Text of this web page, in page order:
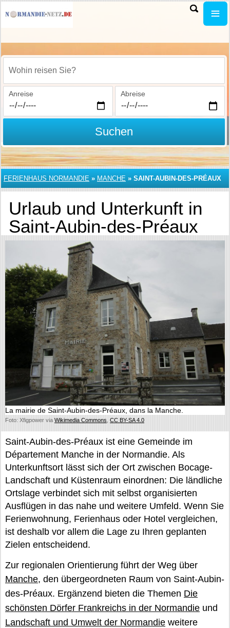
Wohin reisen Sie?
Anreise Abreise
Suchen
FERIENHAUS NORMANDIE » MANCHE » SAINT-AUBIN-DES-PRÉAUX
Urlaub und Unterkunft in
Saint-Aubin-des-Préaux
La mairie de Saint-Aubin-des-Préaux, dans la Manche.
Foto: Xfigpower via Wikimedia Commons CC BY-SA 4.0
Saint-Aubin-des-Préaux ist eine Gemeinde im
Département Manche in der Normandie. Als
Unterkunftsort lässt sich der Ort zwischen Bocage-
Landschaft und Küstenraum einordnen: Die ländliche
Ortslage verbindet sich mit selbst organisierten
Ausflügen in das nahe und weitere Umfeld. Wenn Sie
Ferienwohnung, Ferienhaus oder Hotel vergleichen,
ist deshalb vor allem die Lage zu Ihren geplanten
Zielen entscheidend.
Zur regionalen Orientierung führt der Weg über
Manche, den übergeordneten Raum von Saint-Aubin-
des-Préaux. Ergänzend bieten die Themen Die
schönsten Dörfer Frankreichs in der Normandie und
Landschaft und Umwelt der Normandie weitere